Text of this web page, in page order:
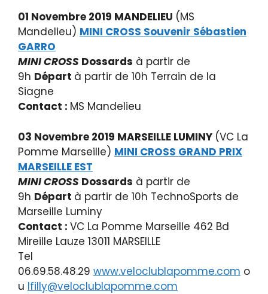
01 Novembre 2019 MANDELIEU (MS
Mandelieu) MINI CROSS Souvenir Sébastien
GARRO
MINI CROSS Dossards à partir de
9h Départ à partir de 10h Terrain de la
Siagne
Contact : MS Mandelieu
03 Novembre 2019 MARSEILLE LUMINY (VC La
Pomme Marseille) MINI CROSS GRAND PRIX
MARSEILLE EST
MINI CROSS Dossards à partir de
9h Départ à partir de 10h TechnoSports de
Marseille Luminy
Contact : VC La Pomme Marseille 462 Bd
Mireille Lauze 13011 MARSEILLE
Tel
06.69.58.48.29 www.veloclublapomme.com o
u lfilly@veloclublapomme.com